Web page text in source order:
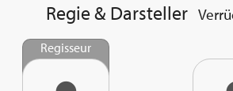
Regie & Darsteller
Regisseur